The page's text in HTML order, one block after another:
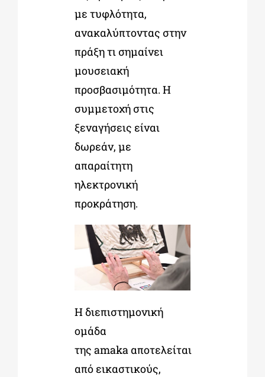
με τυφλότητα,
ανακαλύπτοντας στην
πράξη τι σημαίνει
μουσειακή
προσβασιμότητα. Η
συμμετοχή στις
ξεναγήσεις είναι
δωρεάν, με
απαραίτητη
ηλεκτρονική
προκράτηση.
Η διεπιστημονική
ομάδα
της amaka αποτελείται
από εικαστικούς,